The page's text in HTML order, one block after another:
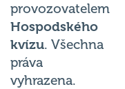
provozovatelem
Hospodského
kvízu. Všechna
práva
vyhrazena.